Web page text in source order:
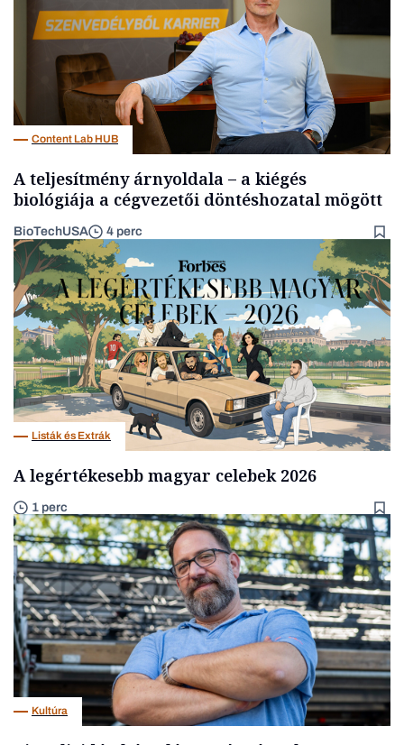
Content Lab HUB
A teljesítmény árnyoldala – a kiégés
biológiája a cégvezetői döntéshozatal mögött
BioTechUSA 4 perc
Listák és Extrák
A legértékesebb magyar celebek 2026
1 perc
Kultúra